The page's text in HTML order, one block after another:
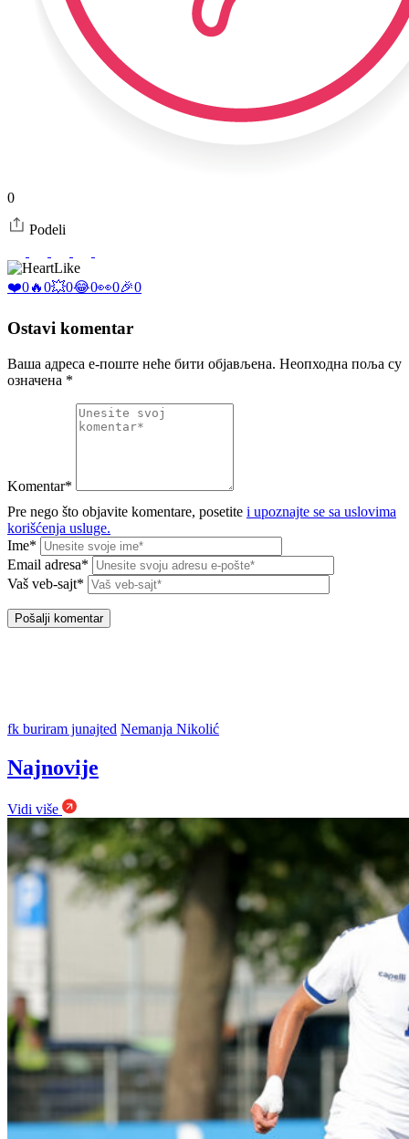
0
Podeli
Like
❤️0🔥0💥0😂0👀0🎉0
Ostavi komentar
Ваша адреса е-поште неће бити објављена. Неопходна поља су
означена *
Komentar*
Pre nego što objavite komentare, posetite i upoznajte se sa uslovima
korišćenja usluge.
Ime*
Email adresa*
Vaš veb-sajt*
fk buriram junajted Nemanja Nikolić
Najnovije
Vidi više